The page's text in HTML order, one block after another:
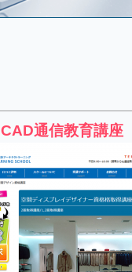
CAD通信教育講座